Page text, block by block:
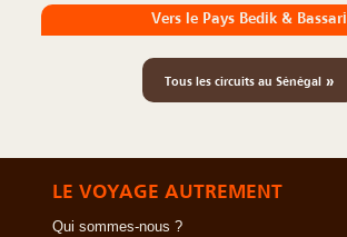
Vers le Pays Bedik & Bassari
Tous les circuits au Sénégal »
LE VOYAGE AUTREMENT
Qui sommes-nous ?